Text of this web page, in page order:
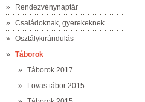
»
Rendezvénynaptár
»
Családoknak, gyerekeknek
»
Osztálykirándulás
»
Táborok
»
Táborok 2017
»
Lovas tábor 2015